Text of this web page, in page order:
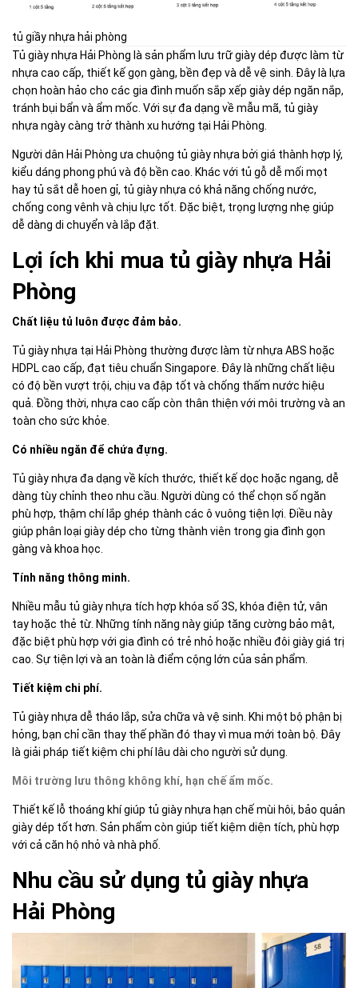
tủ giầy nhựa hải phòng
Tủ giày nhựa Hải Phòng là sản phẩm lưu trữ giày dép được làm từ
nhựa cao cấp, thiết kế gọn gàng, bền đẹp và dễ vệ sinh. Đây là lựa
chọn hoàn hảo cho các gia đình muốn sắp xếp giày dép ngăn nắp,
tránh bụi bẩn và ẩm mốc. Với sự đa dạng về mẫu mã, tủ giày
nhựa ngày càng trở thành xu hướng tại Hải Phòng.
Người dân Hải Phòng ưa chuộng tủ giày nhựa bởi giá thành hợp lý,
kiểu dáng phong phú và độ bền cao. Khác với tủ gỗ dễ mối mọt
hay tủ sắt dễ hoen gỉ, tủ giày nhựa có khả năng chống nước,
chống cong vênh và chịu lực tốt. Đặc biệt, trọng lượng nhẹ giúp
dễ dàng di chuyển và lắp đặt.
Lợi ích khi mua tủ giày nhựa Hải
Phòng
Chất liệu tủ luôn được đảm bảo.
Tủ giày nhựa tại Hải Phòng thường được làm từ nhựa ABS hoặc
HDPL cao cấp, đạt tiêu chuẩn Singapore. Đây là những chất liệu
có độ bền vượt trội, chịu va đập tốt và chống thấm nước hiệu
quả. Đồng thời, nhựa cao cấp còn thân thiện với môi trường và an
toàn cho sức khỏe.
Có nhiều ngăn để chứa đựng.
Tủ giày nhựa đa dạng về kích thước, thiết kế dọc hoặc ngang, dễ
dàng tùy chỉnh theo nhu cầu. Người dùng có thể chọn số ngăn
phù hợp, thậm chí lắp ghép thành các ô vuông tiện lợi. Điều này
giúp phân loại giày dép cho từng thành viên trong gia đình gọn
gàng và khoa học.
Tính năng thông minh.
Nhiều mẫu tủ giày nhựa tích hợp khóa số 3S, khóa điện tử, vân
tay hoặc thẻ từ. Những tính năng này giúp tăng cường bảo mật,
đặc biệt phù hợp với gia đình có trẻ nhỏ hoặc nhiều đôi giày giá trị
cao. Sự tiện lợi và an toàn là điểm cộng lớn của sản phẩm.
Tiết kiệm chi phí.
Tủ giày nhựa dễ tháo lắp, sửa chữa và vệ sinh. Khi một bộ phận bị
hỏng, bạn chỉ cần thay thế phần đó thay vì mua mới toàn bộ. Đây
là giải pháp tiết kiệm chi phí lâu dài cho người sử dụng.
Môi trường lưu thông không khí, hạn chế ẩm mốc.
Thiết kế lỗ thoáng khí giúp tủ giày nhựa hạn chế mùi hôi, bảo quản
giày dép tốt hơn. Sản phẩm còn giúp tiết kiệm diện tích, phù hợp
với cả căn hộ nhỏ và nhà phố.
Nhu cầu sử dụng tủ giày nhựa
Hải Phòng